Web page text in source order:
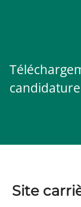
candidature
Site